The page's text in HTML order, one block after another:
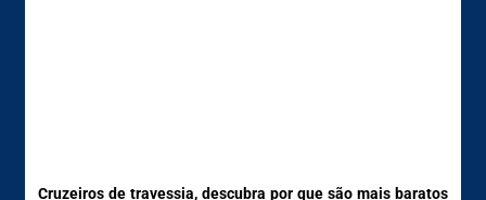
Cruzeiros de travessia, descubra por que são mais baratos